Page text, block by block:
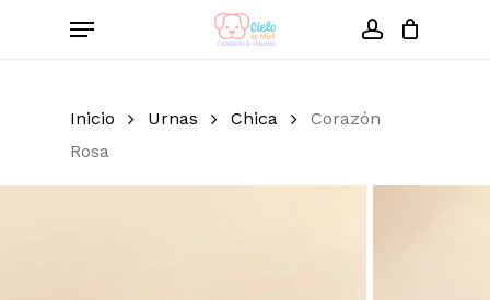
Menu
Inicio Urnas Chica
Corazón
Rosa